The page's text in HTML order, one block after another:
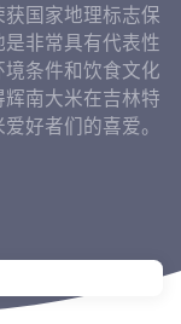
国家地理标志保
非常具有代表性
条件和饮食文化
南大米在吉林特
好者们的喜爱。